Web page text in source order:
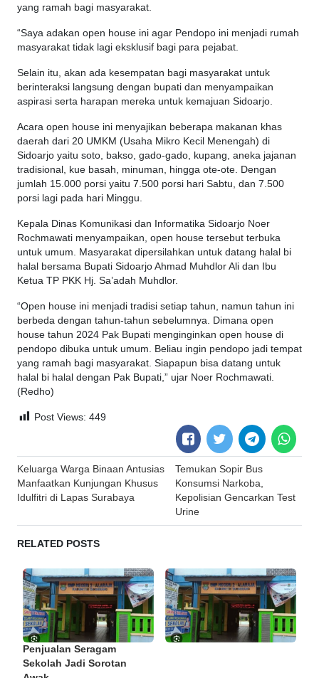
yang ramah bagi masyarakat.
“Saya adakan open house ini agar Pendopo ini menjadi rumah
masyarakat tidak lagi eksklusif bagi para pejabat.
Selain itu, akan ada kesempatan bagi masyarakat untuk
berinteraksi langsung dengan bupati dan menyampaikan
aspirasi serta harapan mereka untuk kemajuan Sidoarjo.
Acara open house ini menyajikan beberapa makanan khas
daerah dari 20 UMKM (Usaha Mikro Kecil Menengah) di
Sidoarjo yaitu soto, bakso, gado-gado, kupang, aneka jajanan
tradisional, kue basah, minuman, hingga ote-ote. Dengan
jumlah 15.000 porsi yaitu 7.500 porsi hari Sabtu, dan 7.500
porsi lagi pada hari Minggu.
Kepala Dinas Komunikasi dan Informatika Sidoarjo Noer
Rochmawati menyampaikan, open house tersebut terbuka
untuk umum. Masyarakat dipersilahkan untuk datang halal bi
halal bersama Bupati Sidoarjo Ahmad Muhdlor Ali dan Ibu
Ketua TP PKK Hj. Sa’adah Muhdlor.
“Open house ini menjadi tradisi setiap tahun, namun tahun ini
berbeda dengan tahun-tahun sebelumnya. Dimana open
house tahun 2024 Pak Bupati menginginkan open house di
pendopo dibuka untuk umum. Beliau ingin pendopo jadi tempat
yang ramah bagi masyarakat. Siapapun bisa datang untuk
halal bi halal dengan Pak Bupati,” ujar Noer Rochmawati.
(Redho)
Post Views: 449
Post
navigation
Keluarga Warga Binaan Antusias
Manfaatkan Kunjungan Khusus
Idulfitri di Lapas Surabaya
Temukan Sopir Bus
Konsumsi Narkoba,
Kepolisian Gencarkan Test
Urine
RELATED POSTS
Penjualan Seragam
Sekolah Jadi Sorotan